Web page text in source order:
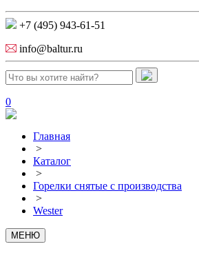
+7 (495) 943-61-51
info@baltur.ru
0
Главная
>
Каталог
>
Горелки снятые с производства
>
Wester
МЕНЮ